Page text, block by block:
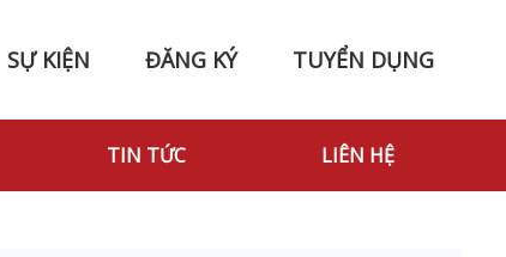
SỰ KIỆN ĐĂNG KÝ TUYỂN DỤNG
TIN TỨC LIÊN HỆ